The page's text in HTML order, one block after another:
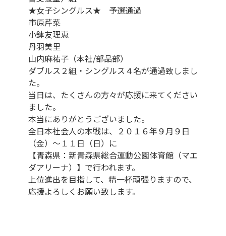
★女子シングルス★ 予選通過
市原芹菜
小鉢友理恵
丹羽美里
山内麻祐子（本社/部品部）
ダブルス２組・シングルス４名が通過致しまし
た。
当日は、たくさんの方々が応援に来てください
ました。
本当にありがとうございました。
全日本社会人の本戦は、２０１６年９月９日
（金）～１１日（日）に
【青森県：新青森県総合運動公園体育館（マエ
ダアリーナ）】で行われます。
上位進出を目指して、精一杯頑張りますので、
応援よろしくお願い致します。